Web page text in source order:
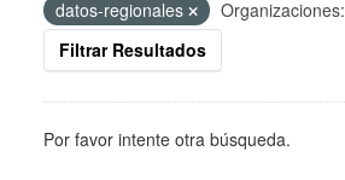
datos-regionales
Organizaciones:
Filtrar Resultados
Por favor intente otra búsqueda.